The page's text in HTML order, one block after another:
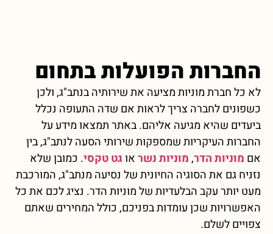
החברות הפועלות בתחום
לא כל חברת מוניות מציעה את שירותיה בנתב"ג, ולכן
כשפונים לחברה צריך לראות אם שדה התעופה נכלל
ביעדים שהיא מגיעה אליהם. באתר תמצאו מידע על
החברות העיקריות שמספקות שירותי הסעה לנתב"ג, בין
אם מוניות הדר,מוניות נשראוגט טקסי. כמובן שלא
נזניח גם את הסוגיה החיונית של נסיעה מנתב"ג, המורכבת
מעט יותר עקב הבלעדיות של מוניות הדר. נציג לכם את כל
האפשרויות שכן עומדות בפניכם, כולל המחירים שאתם
צפויים לשלם.